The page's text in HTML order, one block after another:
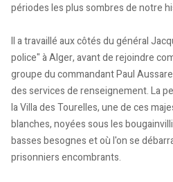
périodes les plus sombres de notre
Il a travaillé aux côtés du général
police" à Alger, avant de rejoindre
groupe du commandant Paul
des services de renseignement. La
la Villa des Tourelles, une de ces
blanches, noyées sous les
basses besognes et où l'on se
prisonniers encombrants.